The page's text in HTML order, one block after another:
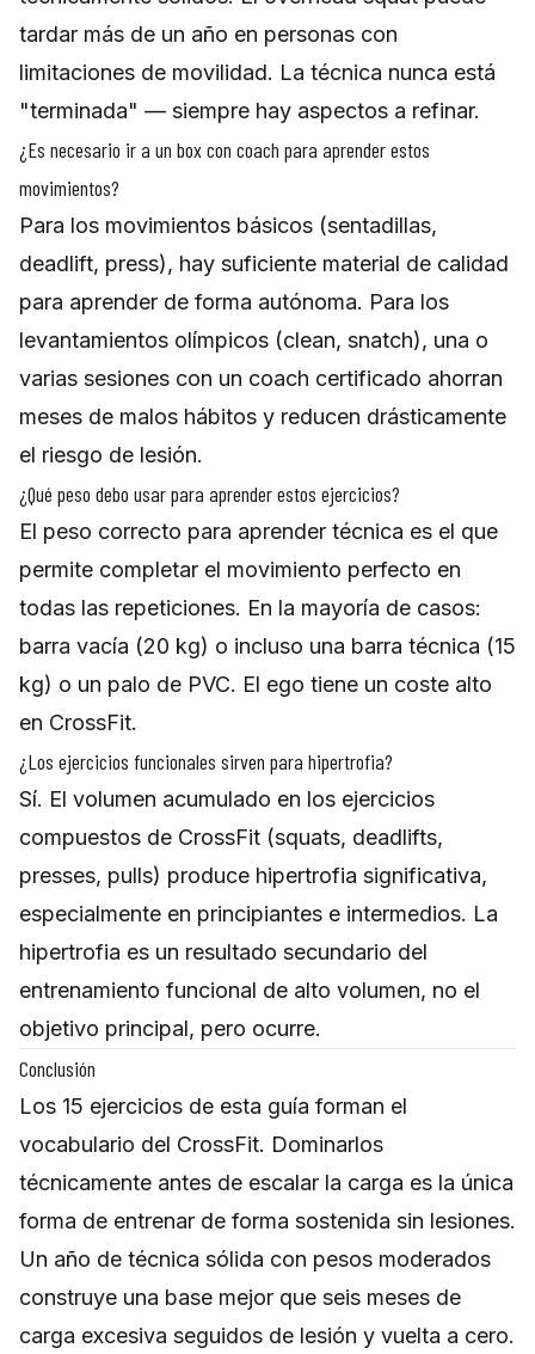
tardar más de un año en personas con
limitaciones de movilidad. La técnica nunca está
"terminada" — siempre hay aspectos a refinar.
¿Es necesario ir a un box con coach para aprender estos
movimientos?
Para los movimientos básicos (sentadillas,
deadlift, press), hay suficiente material de calidad
para aprender de forma autónoma. Para los
levantamientos olímpicos (clean, snatch), una o
varias sesiones con un coach certificado ahorran
meses de malos hábitos y reducen drásticamente
el riesgo de lesión.
¿Qué peso debo usar para aprender estos ejercicios?
El peso correcto para aprender técnica es el que
permite completar el movimiento perfecto en
todas las repeticiones. En la mayoría de casos:
barra vacía (20 kg) o incluso una barra técnica (15
kg) o un palo de PVC. El ego tiene un coste alto
en CrossFit.
¿Los ejercicios funcionales sirven para hipertrofia?
Sí. El volumen acumulado en los ejercicios
compuestos de CrossFit (squats, deadlifts,
presses, pulls) produce hipertrofia significativa,
especialmente en principiantes e intermedios. La
hipertrofia es un resultado secundario del
entrenamiento funcional de alto volumen, no el
objetivo principal, pero ocurre.
Conclusión
Los 15 ejercicios de esta guía forman el
vocabulario del CrossFit. Dominarlos
técnicamente antes de escalar la carga es la única
forma de entrenar de forma sostenida sin lesiones.
Un año de técnica sólida con pesos moderados
construye una base mejor que seis meses de
carga excesiva seguidos de lesión y vuelta a cero.